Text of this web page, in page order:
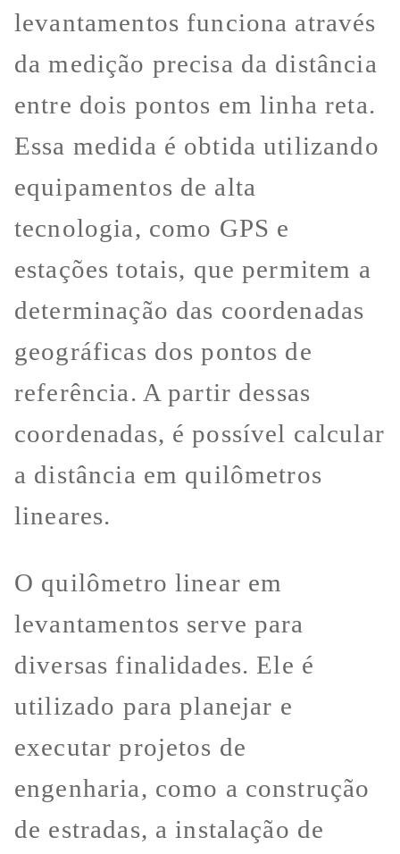
levantamentos funciona através
da medição precisa da distância
entre dois pontos em linha reta.
Essa medida é obtida utilizando
equipamentos de alta
tecnologia, como GPS e
estações totais, que permitem a
determinação das coordenadas
geográficas dos pontos de
referência. A partir dessas
coordenadas, é possível calcular
a distância em quilômetros
lineares.
O quilômetro linear em
levantamentos serve para
diversas finalidades. Ele é
utilizado para planejar e
executar projetos de
engenharia, como a construção
de estradas, a instalação de